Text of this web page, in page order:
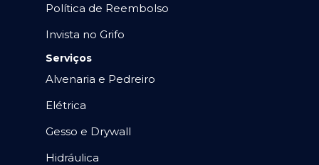
Política de Reembolso
Invista no Grifo
Serviços
Alvenaria e Pedreiro
Elétrica
Gesso e Drywall
Hidráulica